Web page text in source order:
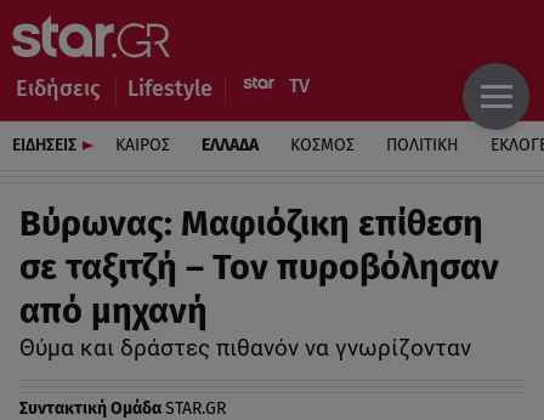
Ειδήσεις Lifestyle
ΕΙΔΗΣΕΙΣ ΚΑΙΡΟΣ ΕΛΛΑΔΑ ΚΟΣΜΟΣ ΠΟΛΙΤΙΚΗ
Βύρωνας: Μαφιόζικη επίθεση
σε ταξιτζή – Τον πυροβόλησαν
από μηχανή
Θύμα και δράστες πιθανόν να γνωρίζονταν
Συντακτική ΟμάδαSTAR.GR